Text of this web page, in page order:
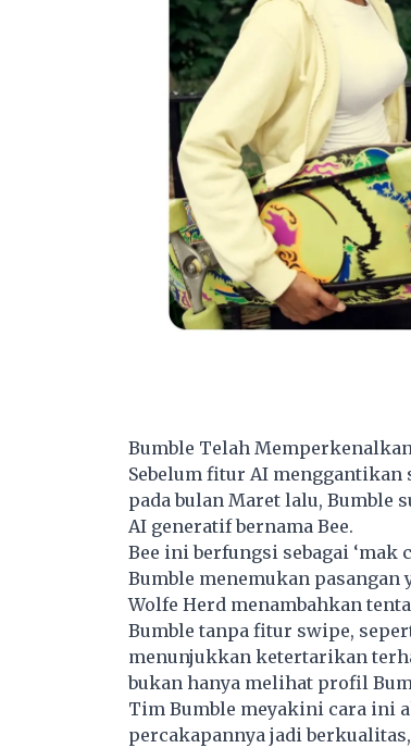
Bumble Telah
Sebelum fitur AI
pada bulan Maret lalu, Bumble
AI generatif bernama Bee.
Bee ini berfungsi sebagai ‘mak
Bumble menemukan pasangan
Wolfe Herd menambahkan
Bumble tanpa fitur swipe,
menunjukkan ketertarikan
bukan hanya melihat profil
Tim Bumble meyakini cara ini
percakapannya jadi